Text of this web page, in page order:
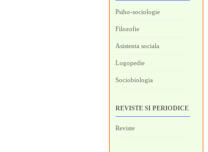
Psiho-sociologie
Filozofie
Asistenta sociala
Logopedie
Sociobiologia
REVISTE SI PERIODICE
Reviste